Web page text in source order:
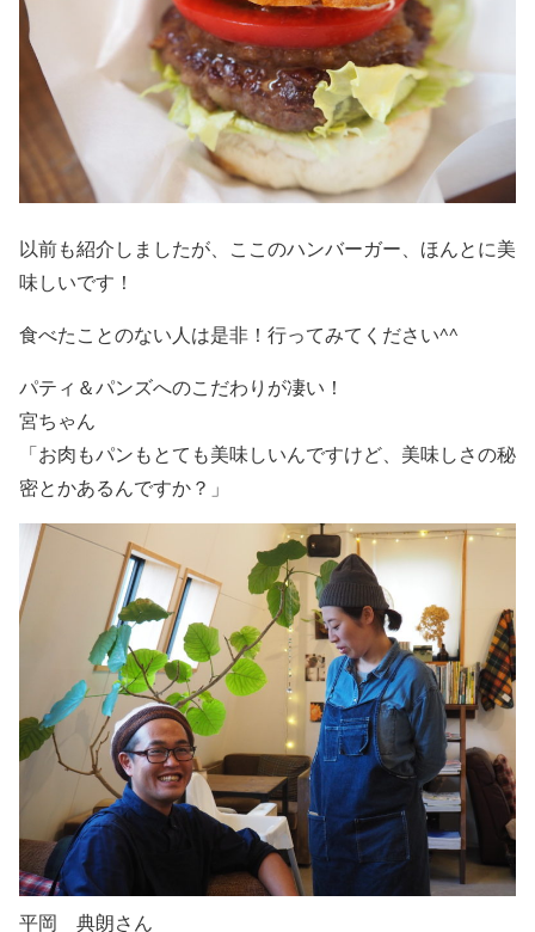
以前も紹介しましたが、ここのハンバーガー、ほんとに美
味しいです！
食べたことのない人は是非！行ってみてください^^
パティ＆パンズへのこだわりが凄い！
宮ちゃん
「お肉もパンもとても美味しいんですけど、美味しさの秘
密とかあるんですか？」
平岡 典朗さん